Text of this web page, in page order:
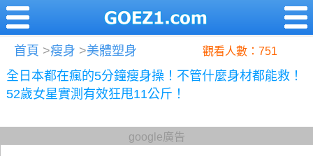
首頁 >瘦身 >美體塑身 觀看人數：751
全日本都在瘋的5分鐘瘦身操！不管什麼身材都能救！
52歲女星實測有效狂甩11公斤！
google廣告